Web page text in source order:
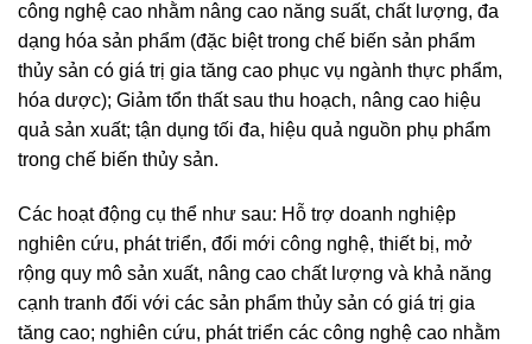
công nghệ cao nhằm nâng cao năng suất, chất lượng, đa
dạng hóa sản phẩm (đặc biệt trong chế biến sản phẩm
thủy sản có giá trị gia tăng cao phục vụ ngành thực phẩm,
hóa dược); Giảm tổn thất sau thu hoạch, nâng cao hiệu
quả sản xuất; tận dụng tối đa, hiệu quả nguồn phụ phẩm
trong chế biến thủy sản.
Các hoạt động cụ thể như sau: Hỗ trợ doanh nghiệp
nghiên cứu, phát triển, đổi mới công nghệ, thiết bị, mở
rộng quy mô sản xuất, nâng cao chất lượng và khả năng
cạnh tranh đối với các sản phẩm thủy sản có giá trị gia
tăng cao; nghiên cứu, phát triển các công nghệ cao nhằm